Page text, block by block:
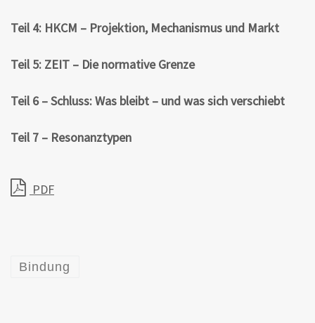
Teil 4: HKCM – Projektion, Mechanismus und Markt
Teil 5: ZEIT – Die normative Grenze
Teil 6 – Schluss: Was bleibt – und was sich verschiebt
Teil 7 – Resonanztypen
PDF
Bindung